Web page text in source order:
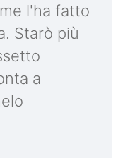
l'ha fatto
Starò più
a